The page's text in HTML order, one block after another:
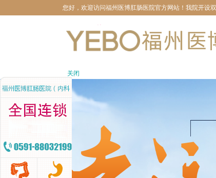
您好，欢迎访问福州医博肛肠医院官方网站！我院开设
关闭